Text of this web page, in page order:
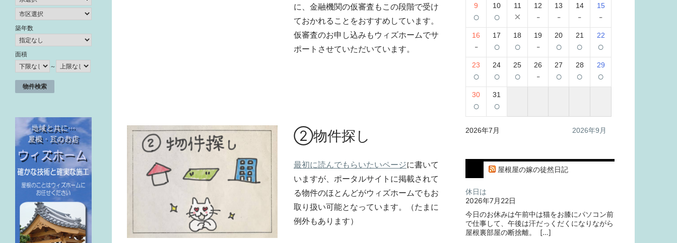
に、金融機関の仮審査もこの段階で受け
ておかれることをおすすめしています。
仮審査のお申し込みもウィズホームでサ
ポートさせていただいています。
②物件探し
最初に読んでもらいたいページに書いて
いますが、ポータルサイトに掲載されて
る物件のほとんどがウィズホームでもお
取り扱い可能となっています。（たまに
例外もあります）
9
○
10
○
11
×
12
-
13
-
14
-
15
-
16
-
17
○
18
○
19
-
20
○
21
○
22
○
23
○
24
○
25
○
26
-
27
○
28
○
29
○
30
○
31
○
2026年7月 2026年9月
屋根屋の嫁の徒然日記
休日は
2026年7月22日
今日のお休みは午前中は猫をお膝にパソコン前
で仕事して、午後は汗だっくだくになりながら
屋根裏部屋の断捨離。⁡ ⁡ […]
築年数
面積
～